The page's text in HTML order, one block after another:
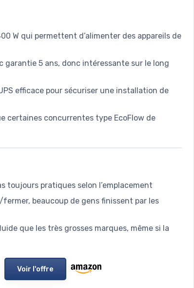
W qui permettent d’alimenter des appareils de
garantie 5 ans, donc intéressante sur le long
efficace pour sécuriser une installation de
certaines concurrentes type EcoFlow de
toujours pratiques selon l’emplacement
beaucoup de gens finissent par les
que les très grosses marques, même si la
Voir l'offre